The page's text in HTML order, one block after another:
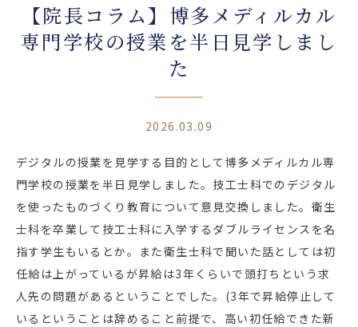
【院長コラム】博多メディルカル
専門学校の授業を半日見学しまし
た
2026.03.09
デジタルの授業を見学する目的として博多メディルカル専
門学校の授業を半日見学しました。技工士科でのデジタル
を使ったものづくり教育について意見交換しました。衛生
士科を卒業して技工士科に入学するダブルライセンスを名
指す学生もいるとか。また衛生士科で聞いた話としては初
任給は上がっているが昇給は3年くらいで頭打ちという求
人先の問題があるということでした。(3年で昇給停止して
いるということは辞めること前提で、高い初任給できた新